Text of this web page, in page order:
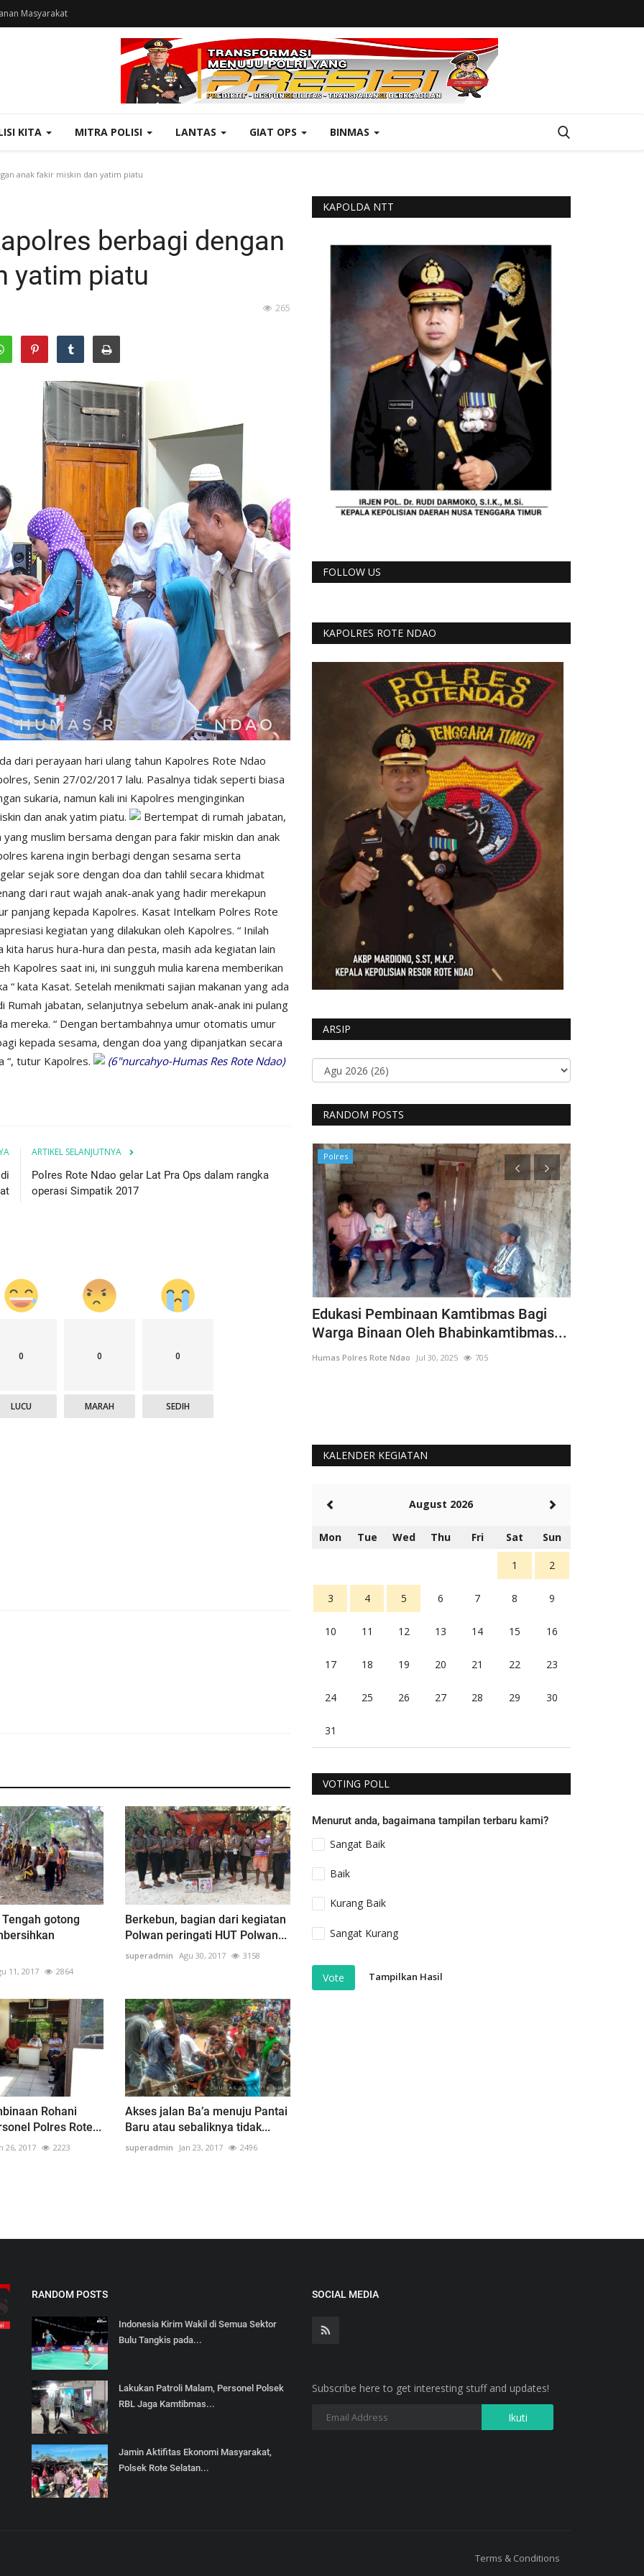
Masyarakat
KITA MITRA POLISI LANTAS GIAT OPS BINMAS
anak fakir miskin dan yatim piatu
berbagi dengan
yatim piatu
265
dari perayaan hari ulang tahun Kapolres Rote Ndao
Senin 27/02/2017 lalu. Pasalnya tidak seperti biasa
sukaria, namun kali ini Kapolres menginginkan
dan anak yatim piatu.
Bertempat di rumah jabatan,
muslim bersama dengan para fakir miskin dan anak
karena ingin berbagi dengan sesama serta
sejak sore dengan doa dan tahlil secara khidmat
dari raut wajah anak-anak yang hadir merekapun
panjang kepada Kapolres. Kasat Intelkam Polres Rote
kegiatan yang dilakukan oleh Kapolres. “ Inilah
harus hura-hura dan pesta, masih ada kegiatan lain
Kapolres saat ini, ini sungguh mulia karena memberikan
kata Kasat. Setelah menikmati sajian makanan yang ada
jabatan, selanjutnya sebelum anak-anak ini pulang
mereka. “ Dengan bertambahnya umur otomatis umur
kepada sesama, dengan doa yang dipanjatkan secara
“, tutur Kapolres.
(6"nurcahyo-Humas Res Rote Ndao)
ARTIKEL SELANJUTNYA
Polres Rote Ndao gelar Lat Pra Ops dalam rangka
operasi Simpatik 2017
0
LUCU
0
MARAH
0
SEDIH
gotong
11, 2017 2864
Berkebun, bagian dari kegiatan
Polwan peringati HUT Polwan...
superadmin Agu 30, 2017 3158
Rohani
Polres Rote...
26, 2017 2223
Akses jalan Ba’a menuju Pantai
Baru atau sebaliknya tidak...
superadmin Jan 23, 2017 2496
KAPOLDA NTT
FOLLOW US
KAPOLRES ROTE NDAO
ARSIP
RANDOM POSTS
Polres
Ipda Charles : Kegiatan Polri Untuk
Humas Polres Rote Ndao Mei 9, 2025
Polres
Edukasi Pembinaan Kamtibmas Bagi
Warga Binaan Oleh Bhabinkamtibmas...
Humas Polres Rote Ndao Jul 30, 2025 705
KALENDER KEGIATAN
August 2026
Mon Tue Wed Thu Fri Sat Sun
1 2
3 4 5 6 7 8 9
10 11 12 13 14 15 16
17 18 19 20 21 22 23
24 25 26 27 28 29 30
31
VOTING POLL
Menurut anda, bagaimana tampilan terbaru kami?
Sangat Baik
Baik
Kurang Baik
Sangat Kurang
Vote Tampilkan Hasil
RANDOM POSTS
Indonesia Kirim Wakil di Semua Sektor
Bulu Tangkis pada...
Lakukan Patroli Malam, Personel Polsek
RBL Jaga Kamtibmas...
Jamin Aktifitas Ekonomi Masyarakat,
Polsek Rote Selatan...
SOCIAL MEDIA
Subscribe here to get interesting stuff and updates!
Terms & Conditions